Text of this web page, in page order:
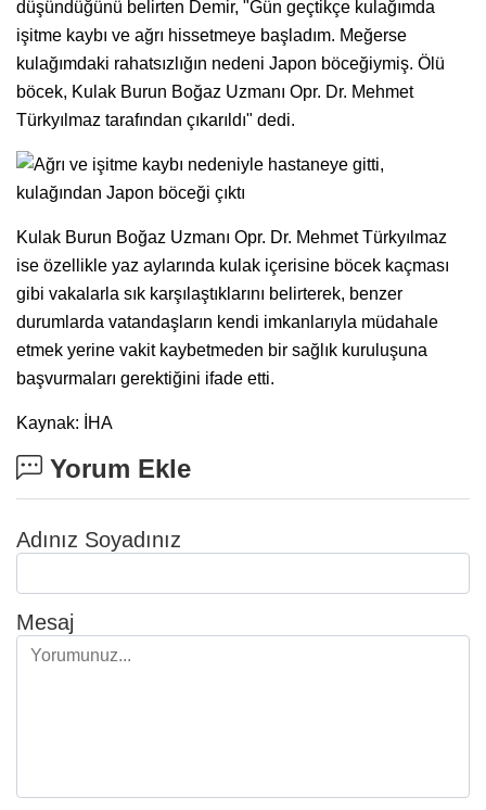
düşündüğünü belirten Demir, "Gün geçtikçe kulağımda
işitme kaybı ve ağrı hissetmeye başladım. Meğerse
kulağımdaki rahatsızlığın nedeni Japon böceğiymiş. Ölü
böcek, Kulak Burun Boğaz Uzmanı Opr. Dr. Mehmet
Türkyılmaz tarafından çıkarıldı" dedi.
Kulak Burun Boğaz Uzmanı Opr. Dr. Mehmet Türkyılmaz
ise özellikle yaz aylarında kulak içerisine böcek kaçması
gibi vakalarla sık karşılaştıklarını belirterek, benzer
durumlarda vatandaşların kendi imkanlarıyla müdahale
etmek yerine vakit kaybetmeden bir sağlık kuruluşuna
başvurmaları gerektiğini ifade etti.
Kaynak: İHA
Yorum Ekle
Adınız Soyadınız
Mesaj